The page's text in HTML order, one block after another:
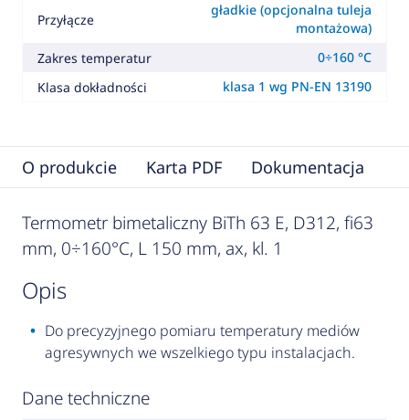
Przyłącze
gładkie (opcjonalna tuleja
montażowa)
Zakres temperatur
0÷160 °C
Klasa dokładności
klasa 1 wg PN-EN 13190
O produkcie Karta PDF Dokumentacja
Termometr bimetaliczny BiTh 63 E, D312, fi63
mm, 0÷160°C, L 150 mm, ax, kl. 1
opis
Do precyzyjnego pomiaru temperatury mediów
agresywnych we wszelkiego typu instalacjach.
Dane techniczne